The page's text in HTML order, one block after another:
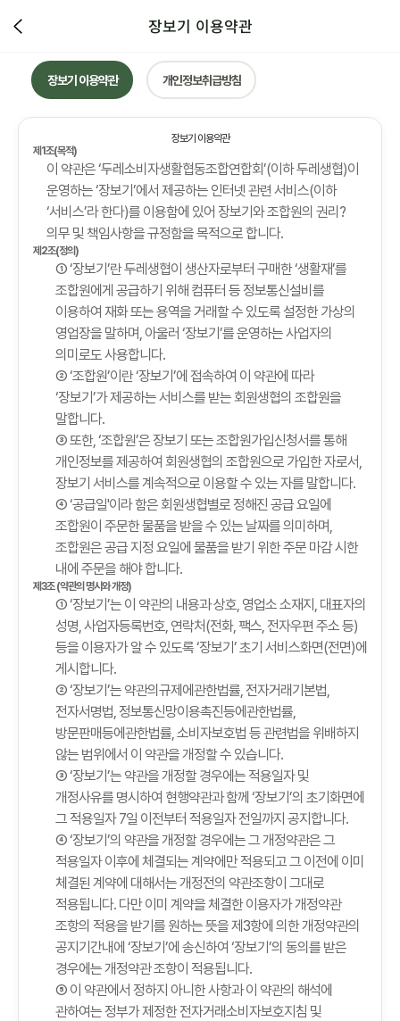
장보기 이용약관
장보기 이용약관 개인정보취급방침
장보기 이용약관
제1조(목적)
이 약관은 ‘두레소비자생활협동조합연합회’(이하 두레생협)이
운영하는 ‘장보기’에서 제공하는 인터넷 관련 서비스(이하
‘서비스’라 한다)를 이용함에 있어 장보기와 조합원의 권리?
의무 및 책임사항을 규정함을 목적으로 합니다.
제2조(정의)
① ‘장보기’란 두레생협이 생산자로부터 구매한 ‘생활재’를
조합원에게 공급하기 위해 컴퓨터 등 정보통신설비를
이용하여 재화 또는 용역을 거래할 수 있도록 설정한 가상의
영업장을 말하며, 아울러 ‘장보기’를 운영하는 사업자의
의미로도 사용합니다.
② ‘조합원’이란 ‘장보기’에 접속하여 이 약관에 따라
‘장보기’가 제공하는 서비스를 받는 회원생협의 조합원을
말합니다.
③ 또한, ‘조합원’은 장보기 또는 조합원가입신청서를 통해
개인정보를 제공하여 회원생협의 조합원으로 가입한 자로서,
장보기 서비스를 계속적으로 이용할 수 있는 자를 말합니다.
④ ‘공급일'이라 함은 회원생협별로 정해진 공급 요일에
조합원이 주문한 물품을 받을 수 있는 날짜를 의미하며,
조합원은 공급 지정 요일에 물품을 받기 위한 주문 마감 시한
내에 주문을 해야 합니다.
제3조 (약관의 명시와 개정)
① ‘장보기’는 이 약관의 내용과 상호, 영업소 소재지, 대표자의
성명, 사업자등록번호, 연락처(전화, 팩스, 전자우편 주소 등)
등을 이용자가 알 수 있도록 ‘장보기’ 초기 서비스화면(전면)에
게시합니다.
② ‘장보기’는 약관의규제에관한법률, 전자거래기본법,
전자서명법, 정보통신망이용촉진등에관한법률,
방문판매등에관한법률, 소비자보호법 등 관련법을 위배하지
않는 범위에서 이 약관을 개정할 수 있습니다.
③ ‘장보기’는 약관을 개정할 경우에는 적용일자 및
개정사유를 명시하여 현행약관과 함께 ‘장보기’의 초기화면에
그 적용일자 7일 이전부터 적용일자 전일까지 공지합니다.
④ ‘장보기’의 약관을 개정할 경우에는 그 개정약관은 그
적용일자 이후에 체결되는 계약에만 적용되고 그 이전에 이미
체결된 계약에 대해서는 개정전의 약관조항이 그대로
적용됩니다. 다만 이미 계약을 체결한 이용자가 개정약관
조항의 적용을 받기를 원하는 뜻을 제3항에 의한 개정약관의
공지기간내에 ‘장보기’에 송신하여 ‘장보기’의 동의를 받은
경우에는 개정약관 조항이 적용됩니다.
⑤ 이 약관에서 정하지 아니한 사항과 이 약관의 해석에
관하여는 정부가 제정한 전자거래소비자보호지침 및